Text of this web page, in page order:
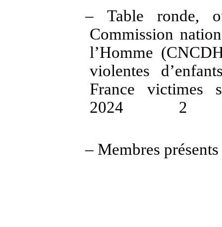
– Table ronde,
Commission
l’Homme
violentes
France victimes
2024
2
– Membres